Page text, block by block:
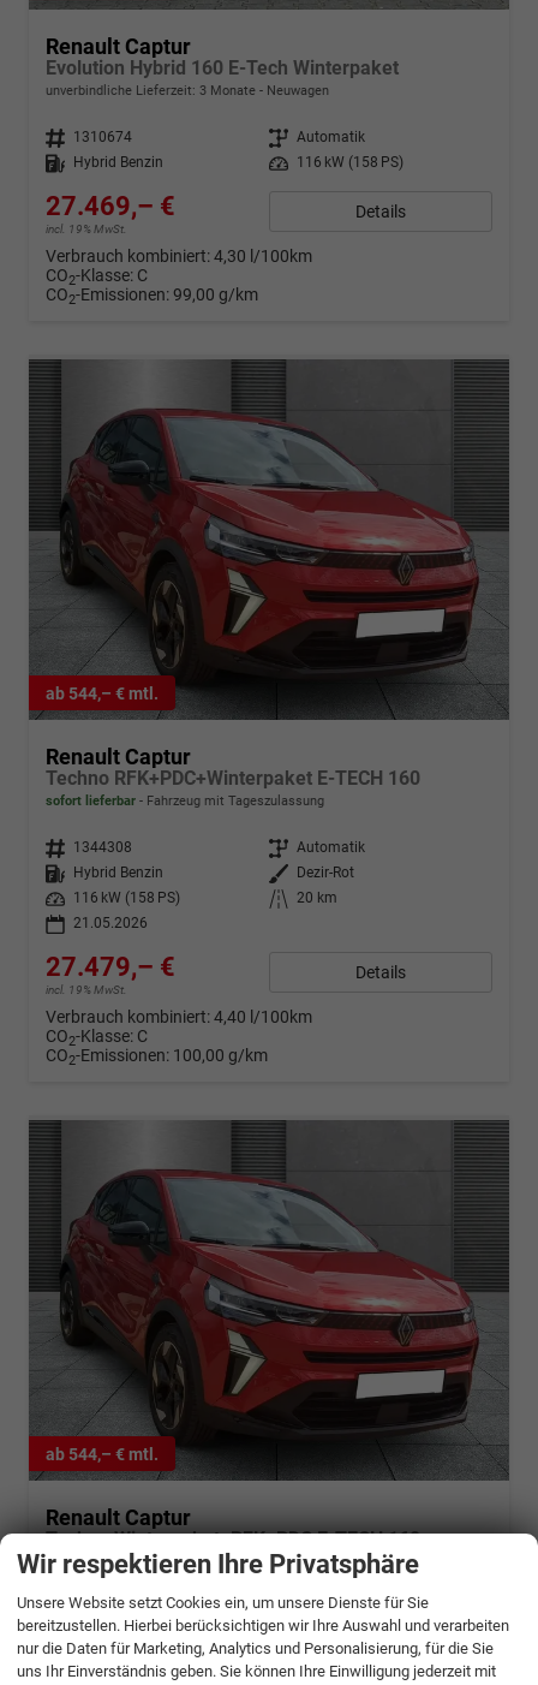
Renault Captur
Evolution Hybrid 160 E-Tech Winterpaket
unverbindliche Lieferzeit: 3 Monate Neuwagen
Fahrzeugnr. 1310674 Getriebe Automatik
Kraftstoff
Hybrid Benzin Leistung 116 kW (158 PS)
27.469,– €
incl. 19% MwSt.
Details
Verbrauch kombiniert:4,30 l/100km
CO2-Klasse: C
CO2-Emissionen:99,00 g/km
ab 544,– € mtl.
Renault Captur
Techno RFK+PDC+Winterpaket E-TECH 160
sofort lieferbar Fahrzeug mit Tageszulassung
Fahrzeugnr. 1344308 Getriebe Automatik
Kraftstoff
Hybrid Benzin Außenfarbe
Dezir-Rot
Leistung
116 kW (158 PS) Kilometerstand
20 km
21.05.2026
27.479,– €
incl. 19% MwSt.
Details
Verbrauch kombiniert:4,40 l/100km
CO2-Klasse: C
CO2-Emissionen: 100,00 g/km
ab 544,– € mtl.
Renault Captur
Techno Winterpaket+RFK+PDC E-TECH 160
sofort lieferbar Fahrzeug mit Tageszulassung
Fahrzeugnr. 1344329 Getriebe Automatik
Kraftstoff Hybrid Benzin Außenfarbe
Dezir-Rot
Leistung
116 kW (158 PS) Kilometerstand
20 km
Wir respektieren Ihre Privatsphäre
Unsere Website setzt Cookies ein, um unsere Dienste für Sie
bereitzustellen. Hierbei berücksichtigen wir Ihre Auswahl und verarbeiten
nur die Daten für Marketing, Analytics und Personalisierung, für die Sie
uns Ihr Einverständnis geben. Sie können Ihre Einwilligung jederzeit mit